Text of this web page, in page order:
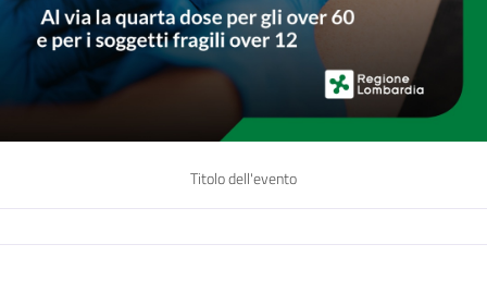
Titolo dell'evento